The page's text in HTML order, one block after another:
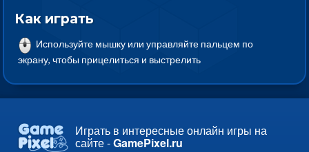
Как играть
Используйте мышку или управляйте пальцем по
экрану, чтобы прицелиться и выстрелить
Играть в интересные онлайн игры на
сайте -GamePixel.ru